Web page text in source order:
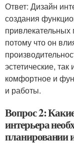
Ответ: Дизайн
создания
потому что он
эстетические,
комфортное и
и работы.
Вопрос 2:
интерьера
планировании